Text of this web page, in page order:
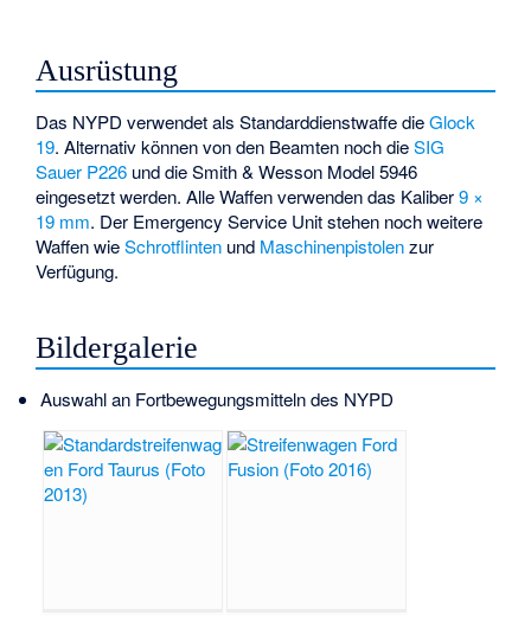
Ausrüstung
Das NYPD verwendet als Standarddienstwaffe dieGlock
19. Alternativ können von den Beamten noch dieSIG
Sauer P226 und dieSmith & Wesson Model 5946
eingesetzt werden. Alle Waffen verwenden das Kaliber9 ×
19 mm. Der Emergency Service Unit stehen noch weitere
Waffen wieSchrotflinten und Maschinenpistolenzur
Verfügung.
Bildergalerie
Auswahl an Fortbewegungsmitteln des NYPD